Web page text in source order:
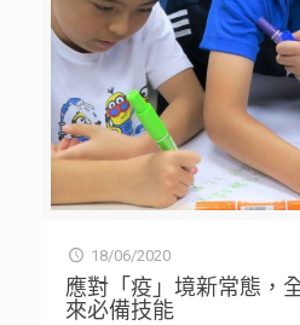
18/06/2020
應對「疫」境新常態，
來必備技能